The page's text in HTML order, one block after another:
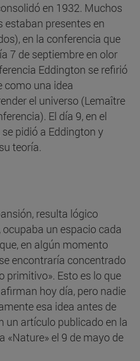
en 1932. Muchos
presentes en
en la conferencia que
7 de septiembre en olor
Eddington se refirió
como una idea
el universo (Lemaître
El día 9, en el
pidió a Eddington y
teoría.
resulta lógico
ocupaba un espacio cada
en algún momento
encontraría concentrado
primitivo». Esto es lo que
hoy día, pero nadie
esa idea antes de
un artículo publicado en la
«Nature» el 9 de mayo de